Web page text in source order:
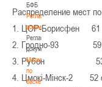
БФБ
Регламентирующие
документы
Регламентирующие
документы
Материалы
по
баскетбольной
Распределение мест
1. ЦОР-Борисфен 61
2. Гродно-93 59
3. Рубон 53
4. Цмокi-Мiнск-2 52